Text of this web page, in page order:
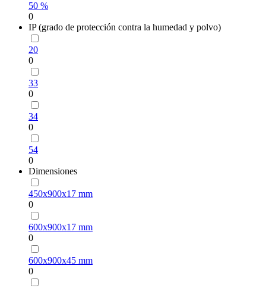
50 %
0
IP (grado de protección contra la humedad y polvo)
20
0
33
0
34
0
54
0
Dimensiones
450х900х17 mm
0
600х900х17 mm
0
600х900х45 mm
0